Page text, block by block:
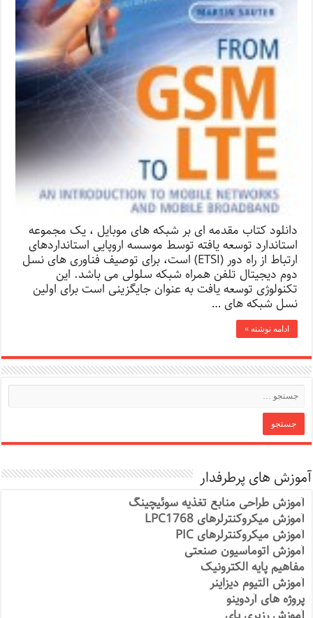
دانلود کتاب مقدمه ای بر شبکه های موبایل ، یک مجموعه
استاندارد توسعه یافته توسط موسسه اروپایی استانداردهای
ارتباط از راه دور (ETSI) است، برای توصیف فناوری های نسل
دوم دیجیتال تلفن همراه شبکه سلولی می باشد. این
تکنولوژی توسعه یافت به عنوان جایگزینی است برای اولین
نسل شبکه های …
ادامه نوشته »
آموزش های پرطرفدار
آموزش طراحی منابع تغذیه سوئیچینگ
آموزش میکروکنترلرهای LPC1768
آموزش میکروکنترلرهای PIC
آموزش اتوماسیون صنعتی
مفاهیم پایه الکترونیک
آموزش آلتیوم دیزاینر
پروژه های آردوینو